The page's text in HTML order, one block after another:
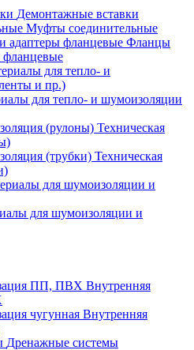
Демонтажные вставки
Муфты соединительные
Фланцы
для тепло- и шумоизоляции
Техническая
Техническая
для шумоизоляции и
Внутренняя
Внутренняя
Дренажные системы